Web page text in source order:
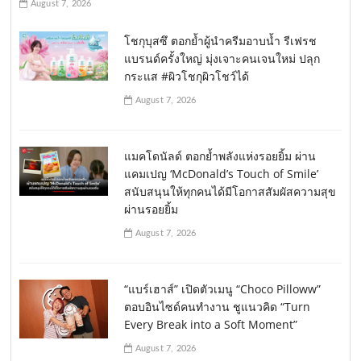
August 7, 2026
โชกุบุสซึ ตอกย้ำผู้นำครีมอาบน้ำ รีเฟรช
แบรนด์ครั้งใหญ่ มุ่งเจาะคนเจนใหม่ ปลุก
กระแส #ผิวโชกุผิวโชว์ได้
August 7, 2026
แมคโดนัลด์ ตอกย้ำพลังแห่งรอยยิ้ม ผ่าน
แคมเปญ ‘McDonald’s Touch of Smile’
สนับสนุนให้ทุกคนได้มีโอกาสสัมผัสความสุข
ผ่านรอยยิ้ม
August 7, 2026
“แบร์เฮาส์” เปิดตัวเมนู “Choco Pilloww”
ตอบอินไซด์คนทำงาน ชูแนวคิด “Turn
Every Break into a Soft Moment”
August 7, 2026